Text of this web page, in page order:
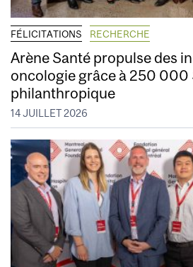
FÉLICITATIONS RECHERCHE
Arène Santé propulse des
oncologie grâce à 250
philanthropique
14 JUILLET 2026